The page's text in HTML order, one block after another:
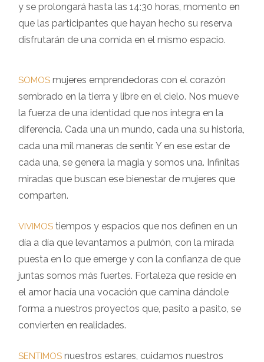
y se prolongará hasta las 14:30 horas, momento en
que las participantes que hayan hecho su reserva
disfrutarán de una comida en el mismo espacio.
SOMOS mujeres emprendedoras con el corazón
sembrado en la tierra y libre en el cielo. Nos mueve
la fuerza de una identidad que nos integra en la
diferencia. Cada una un mundo, cada una su historia,
cada una mil maneras de sentir. Y en ese estar de
cada una, se genera la magia y somos una. Infinitas
miradas que buscan ese bienestar de mujeres que
comparten.
VIVIMOS tiempos y espacios que nos definen en un
día a día que levantamos a pulmón, con la mirada
puesta en lo que emerge y con la confianza de que
juntas somos más fuertes. Fortaleza que reside en
el amor hacía una vocación que camina dándole
forma a nuestros proyectos que, pasito a pasito, se
convierten en realidades.
SENTIMOS nuestros estares, cuidamos nuestros